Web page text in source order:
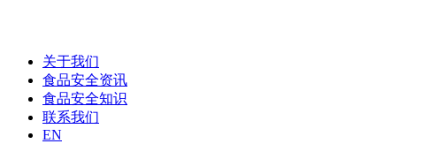
关于我们
食品安全资讯
食品安全知识
联系我们
EN